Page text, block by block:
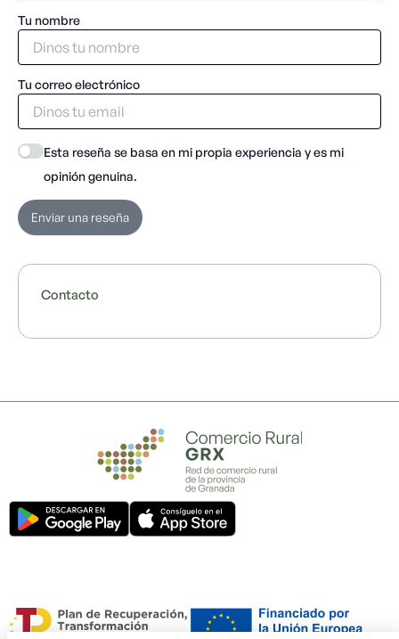
Tu nombre
Tu correo electrónico
Esta reseña se basa en mi propia experiencia y es mi
opinión genuina.
Enviar una reseña
Contacto